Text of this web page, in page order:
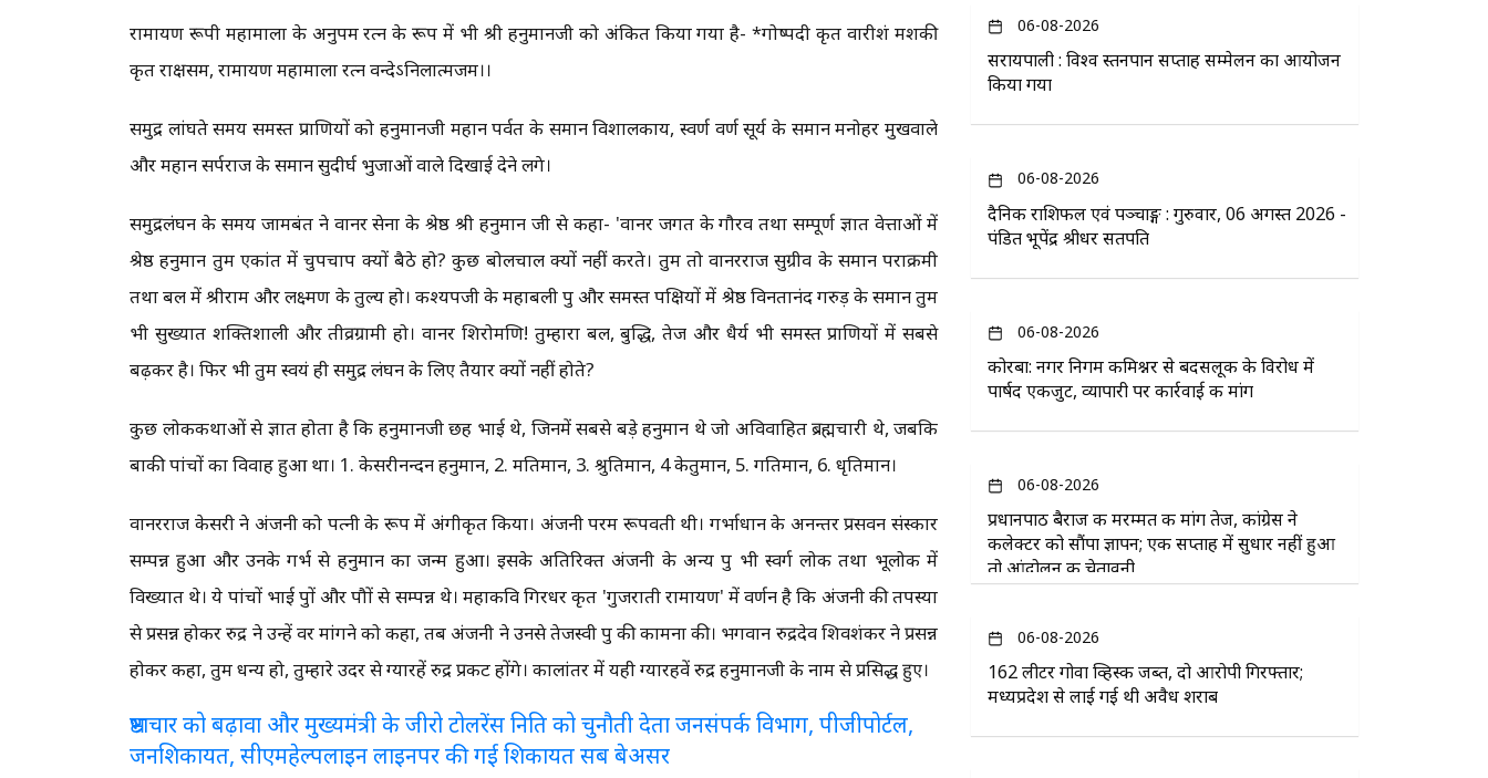
रामायण रूपी महामाला के अनुपम रत्न के रूप में भी श्री हनुमानजी को अंकित किया गया है- *गोष्पदी कृत वारीशं मशकी
कृत राक्षसम, रामायण महामाला रत्न वन्देऽनिलात्मजम।।
समुद्र लांघते समय समस्त प्राणियों को हनुमानजी महान पर्वत के समान विशालकाय, स्वर्ण वर्ण सूर्य के समान मनोहर मुखवाले
और महान सर्पराज के समान सुदीर्घ भुजाओं वाले दिखाई देने लगे।
समुद्रलंघन के समय जामबंत ने वानर सेना के श्रेष्ठ श्री हनुमान जी से कहा- 'वानर जगत के गौरव तथा सम्पूर्ण ज्ञात वेत्ताओं में
श्रेष्ठ हनुमान तुम एकांत में चुपचाप क्यों बैठे हो? कुछ बोलचाल क्यों नहीं करते। तुम तो वानरराज सुग्रीव के समान पराक्रमी
तथा बल में श्रीराम और लक्ष्मण के तुल्य हो। कश्यपजी के महाबली पुत्र और समस्त पक्षियों में श्रेष्ठ विनतानंद गरुड़ के समान तुम
भी सुख्यात शक्तिशाली और तीव्रग्रामी हो। वानर शिरोमणि! तुम्हारा बल, बुद्धि, तेज और धैर्य भी समस्त प्राणियों में सबसे
बढ़कर है। फिर भी तुम स्वयं ही समुद्र लंघन के लिए तैयार क्यों नहीं होते?
कुछ लोककथाओं से ज्ञात होता है कि हनुमानजी छह भाई थे, जिनमें सबसे बड़े हनुमान थे जो अविवाहित ब्रह्मचारी थे, जबकि
बाकी पांचों का विवाह हुआ था। 1. केसरीनन्दन हनुमान, 2. मतिमान, 3. श्रुतिमान, 4 केतुमान, 5. गतिमान, 6. धृतिमान।
वानरराज केसरी ने अंजनी को पत्नी के रूप में अंगीकृत किया। अंजनी परम रूपवती थी। गर्भाधान के अनन्तर प्रसवन संस्कार
सम्पन्न हुआ और उनके गर्भ से हनुमान का जन्म हुआ। इसके अतिरिक्त अंजनी के अन्य पुत्र भी स्वर्ग लोक तथा भूलोक में
विख्यात थे। ये पांचों भाई पुत्रों और पौत्रों से सम्पन्न थे। महाकवि गिरधर कृत 'गुजराती रामायण' में वर्णन है कि अंजनी की तपस्या
से प्रसन्न होकर रुद्र ने उन्हें वर मांगने को कहा, तब अंजनी ने उनसे तेजस्वी पुत्र की कामना की। भगवान रुद्रदेव शिवशंकर ने प्रसन्न
होकर कहा, तुम धन्य हो, तुम्हारे उदर से ग्यारहें रुद्र प्रकट होंगे। कालांतर में यही ग्यारहवें रुद्र हनुमानजी के नाम से प्रसिद्ध हुए।
भ्रष्टाचार को बढ़ावा और मुख्यमंत्री के जीरो टोलरेंस निति को चुनौती देता जनसंपर्क विभाग, पीजीपोर्टल,
जनशिकायत, सीएमहेल्पलाइन लाइनपर की गई शिकायत सब बेअसर
06-08-2026
सरायपाली : विश्व स्तनपान सप्ताह सम्मेलन का आयोजन
किया गया
06-08-2026
दैनिक राशिफल एवं पञ्चाङ्ग : गुरुवार, 06 अगस्त 2026 -
पंडित भूपेंद्र श्रीधर सतपति
06-08-2026
कोरबा: नगर निगम कमिश्नर से बदसलूकी के विरोध में
पार्षद एकजुट, व्यापारी पर कार्रवाई की मांग
06-08-2026
प्रधानपाठ बैराज की मरम्मत की मांग तेज, कांग्रेस ने
कलेक्टर को सौंपा ज्ञापन; एक सप्ताह में सुधार नहीं हुआ
तो आंदोलन की चेतावनी
06-08-2026
162 लीटर गोवा व्हिस्की जब्त, दो आरोपी गिरफ्तार;
मध्यप्रदेश से लाई गई थी अवैध शराब